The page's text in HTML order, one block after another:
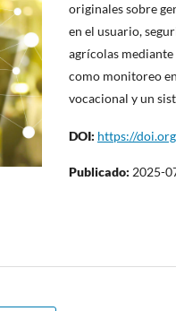
originales sobre
en el usuario,
agrícolas
como monitoreo
vocacional y un
DOI: https://
Publicado: 2025-